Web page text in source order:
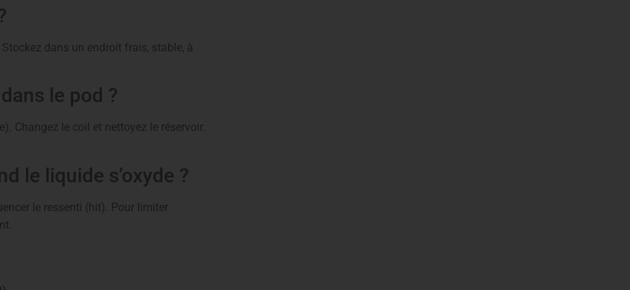
dans un endroit frais, stable, à
le pod ?
Changez le coil et nettoyez le réservoir.
le liquide s’oxyde ?
le ressenti (hit). Pour limiter